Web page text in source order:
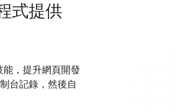
式提供
，提升網頁開發
台記錄，然後自